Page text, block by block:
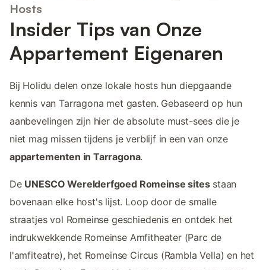
Hosts
Insider Tips van Onze
Appartement Eigenaren
Bij Holidu delen onze lokale hosts hun diepgaande
kennis van Tarragona met gasten. Gebaseerd op hun
aanbevelingen zijn hier de absolute must-sees die je
niet mag missen tijdens je verblijf in een van onze
appartementen in Tarragona.
De UNESCO Werelderfgoed Romeinse sitesstaan
bovenaan elke host's lijst. Loop door de smalle
straatjes vol Romeinse geschiedenis en ontdek het
indrukwekkende Romeinse Amfitheater (Parc de
l'amfiteatre), het Romeinse Circus (Rambla Vella) en het